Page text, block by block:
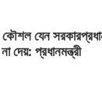
কৌশল যেন
দেয়: প্রধানমন্ত্রী